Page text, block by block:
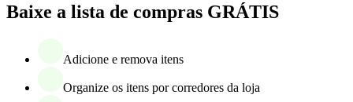
Baixe a lista de compras GRÁTIS
Adicione e remova itens
Organize os itens por corredores da loja